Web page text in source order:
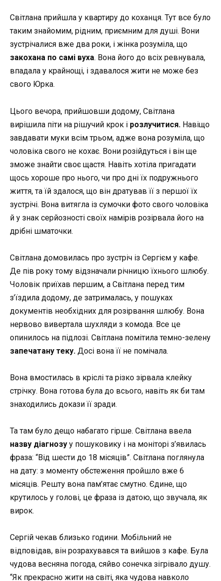
Світлана прийшла у квартиру до коханця. Тут все було
таким знайомим, рідним, приємним для душі. Вони
зустрічалися вже два роки, і жінка розуміла, що
закохана по самі вуха. Вона його до всіх ревнувала,
впадала у крайнощі, і здавалося жити не може без
свого Юрка.
Цього вечора, прийшовши додому, Світлана
вирішила піти на рішучий крок і розлучитися. Навіщо
завдавати муки всім трьом, адже вона розуміла, що
чоловіка свого не кохає. Вони розійдуться і він ще
зможе знайти своє щастя. Навіть хотіла пригадати
щось хороше про нього, чи про дні їх подружнього
життя, та їй здалося, що він дратував її з першої їх
зустрічі. Вона витягла із сумочки фото свого чоловіка
й у знак серйозності своїх намірів розірвала його на
дрібні шматочки.
Світлана домовилась про зустріч із Сергієм у кафе.
Де пів року тому відзначали річницю їхнього шлюбу.
Чоловік приїхав першим, а Світлана перед тим
з’їздила додому, де затрималась, у пошуках
документів необхідних для розірвання шлюбу. Вона
нервово вивертала шухляди з комода. Все це
опинилось на підлозі. Світлана помітила темно-зелену
запечатану теку. Досі вона її не помічала.
Вона вмостилась в кріслі та різко зірвала клейку
стрічку. Вона готова була до всього, навіть як би там
знаходились докази її зради.
Та там було дещо набагато гірше. Світлана ввела
назву діагнозу у пошуковику і на моніторі з’явилась
фраза: “Від шести до 18 місяців”. Світлана поглянула
на дату: з моменту обстеження пройшло вже 6
місяців. Решту вона пам’ятає смутно. Єдине, що
крутилось у голові, це фраза із датою, що звучала, як
вирок.
Сергій чекав близько години. Мобільний не
відповідав, він розрахувався та вийшов з кафе. Була
чудова весняна погода, сяйво сонечка зігрівало душу.
“Як прекрасно жити на світі, яка чудова навколо